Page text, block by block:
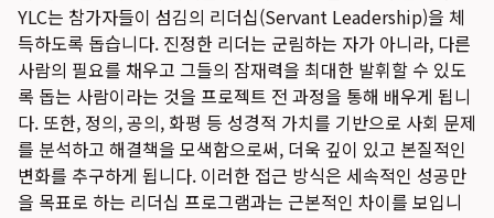
YLC는 참가자들이 섬김의 리더십(Servant Leadership)을 체
득하도록 돕습니다. 진정한 리더는 군림하는 자가 아니라, 다른
사람의 필요를 채우고 그들의 잠재력을 최대한 발휘할 수 있도
록 돕는 사람이라는 것을 프로젝트 전 과정을 통해 배우게 됩니
다. 또한, 정의, 공의, 화평 등 성경적 가치를 기반으로 사회 문제
를 분석하고 해결책을 모색함으로써, 더욱 깊이 있고 본질적인
변화를 추구하게 됩니다. 이러한 접근 방식은 세속적인 성공만
을 목표로 하는 리더십 프로그램과는 근본적인 차이를 보입니